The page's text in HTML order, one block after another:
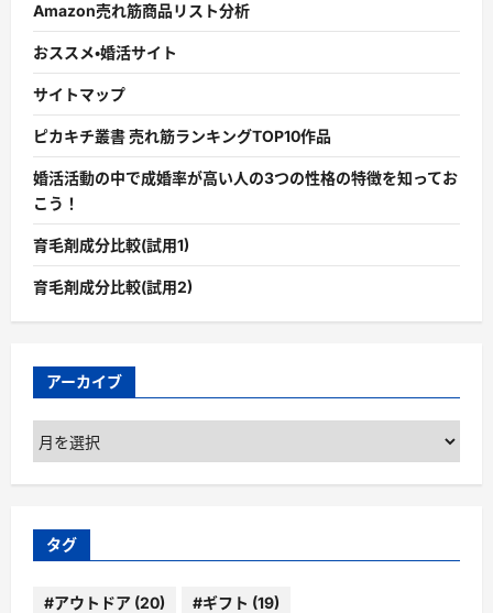
Amazon売れ筋商品リスト分析
おススメ・婚活サイト
サイトマップ
ピカキチ叢書 売れ筋ランキングTOP10作品
婚活活動の中で成婚率が高い人の3つの性格の特徴を知ってお
こう！
育毛剤成分比較(試用1)
育毛剤成分比較(試用2)
アーカイブ
ア
ー
カ
ブ
タグ
#アウトドア (20) #ギフト (19)